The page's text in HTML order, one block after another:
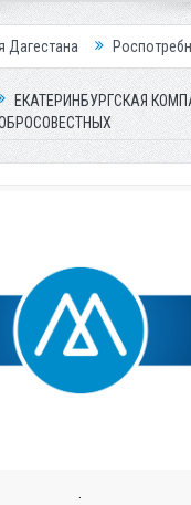
Роспотребнадзор
ЕКАТЕРИНБУРГСКАЯ
.